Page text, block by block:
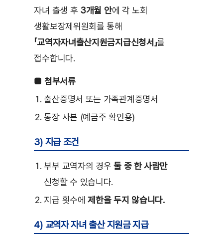
자녀 출생 후 3개월 안에 각 노회
생활보장제위원회를 통해
「교역자자녀출산지원금지급신청서」를
접수합니다.
■ 첨부서류
출산증명서 또는 가족관계증명서
통장 사본 (예금주 확인용)
3) 지급 조건
부부 교역자의 경우둘 중 한 사람만
신청할 수 있습니다.
지급 횟수에제한을 두지 않습니다.
4) 교역자 자녀 출산 지원금 지급